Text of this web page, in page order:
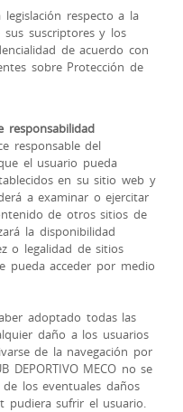
legislación respecto a la
suscriptores y los
de acuerdo con
sobre Protección de
responsabilidad
responsable del
el usuario pueda
en su sitio web y
a examinar o ejercitar
de otros sitios de
la disponibilidad
o legalidad de sitios
pueda acceder por medio
adoptado todas las
daño a los usuarios
de la navegación por
DEPORTIVO MECO no se
los eventuales daños
pudiera sufrir el usuario.